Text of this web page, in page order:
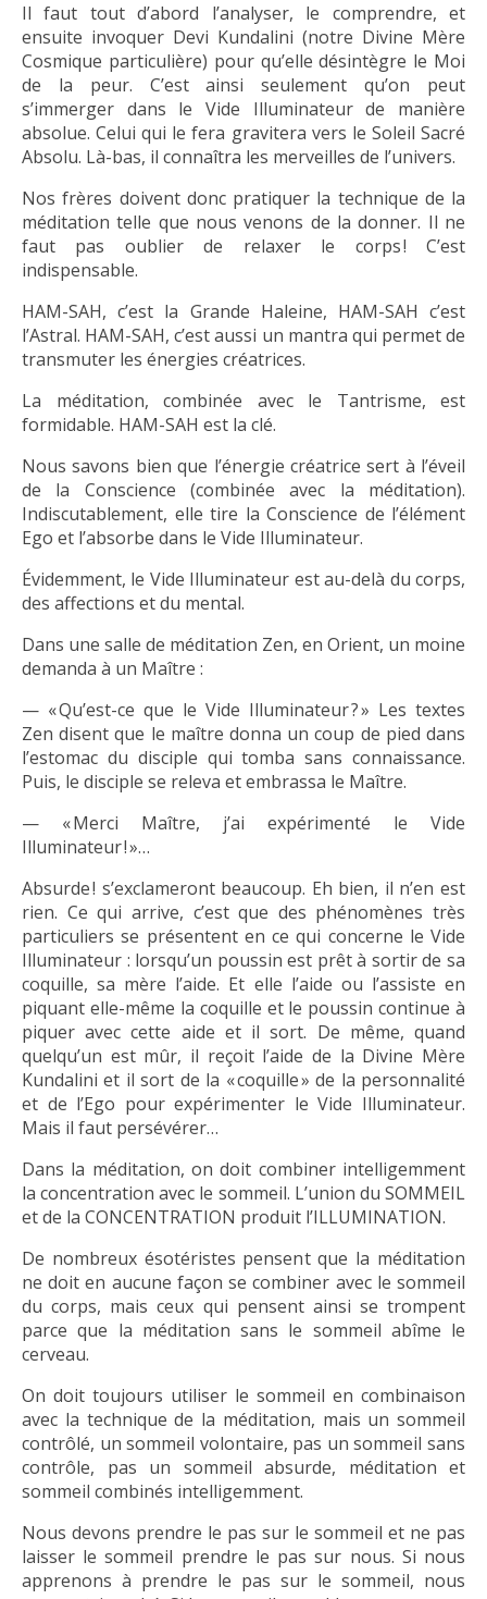
Il faut tout d’abord l’analyser, le comprendre, et
ensuite invoquer Devi Kundalini (notre Divine Mère
Cosmique particulière) pour qu’elle désintègre le Moi
de la peur. C’est ainsi seulement qu’on peut
s’immerger dans le Vide Illuminateur de manière
absolue. Celui qui le fera gravitera vers le Soleil Sacré
Absolu. Là-bas, il connaîtra les merveilles de l’univers.
Nos frères doivent donc pratiquer la technique de la
méditation telle que nous venons de la donner. Il ne
faut pas oublier de relaxer le corps ! C’est
indispensable.
HAM-SAH, c’est la Grande Haleine, HAM-SAH c’est
l’Astral. HAM-SAH, c’est aussi un mantra qui permet de
transmuter les énergies créatrices.
La méditation, combinée avec le Tantrisme, est
formidable. HAM-SAH est la clé.
Nous savons bien que l’énergie créatrice sert à l’éveil
de la Conscience (combinée avec la méditation).
Indiscutablement, elle tire la Conscience de l’élément
Ego et l’absorbe dans le Vide Illuminateur.
Évidemment, le Vide Illuminateur est au-delà du corps,
des affections et du mental.
Dans une salle de méditation Zen, en Orient, un moine
demanda à un Maître :
— « Qu’est-ce que le Vide Illuminateur ? » Les textes
Zen disent que le maître donna un coup de pied dans
l’estomac du disciple qui tomba sans connaissance.
Puis, le disciple se releva et embrassa le Maître.
— « Merci Maître, j’ai expérimenté le Vide
Illuminateur ! »…
Absurde ! s’exclameront beaucoup. Eh bien, il n’en est
rien. Ce qui arrive, c’est que des phénomènes très
particuliers se présentent en ce qui concerne le Vide
Illuminateur : lorsqu’un poussin est prêt à sortir de sa
coquille, sa mère l’aide. Et elle l’aide ou l’assiste en
piquant elle-même la coquille et le poussin continue à
piquer avec cette aide et il sort. De même, quand
quelqu’un est mûr, il reçoit l’aide de la Divine Mère
Kundalini et il sort de la « coquille » de la personnalité
et de l’Ego pour expérimenter le Vide Illuminateur.
Mais il faut persévérer…
Dans la méditation, on doit combiner intelligemment
la concentration avec le sommeil. L’union du SOMMEIL
et de la CONCENTRATION produit l’ILLUMINATION.
De nombreux ésotéristes pensent que la méditation
ne doit en aucune façon se combiner avec le sommeil
du corps, mais ceux qui pensent ainsi se trompent
parce que la méditation sans le sommeil abîme le
cerveau.
On doit toujours utiliser le sommeil en combinaison
avec la technique de la méditation, mais un sommeil
contrôlé, un sommeil volontaire, pas un sommeil sans
contrôle, pas un sommeil absurde, méditation et
sommeil combinés intelligemment.
Nous devons prendre le pas sur le sommeil et ne pas
laisser le sommeil prendre le pas sur nous. Si nous
apprenons à prendre le pas sur le sommeil, nous